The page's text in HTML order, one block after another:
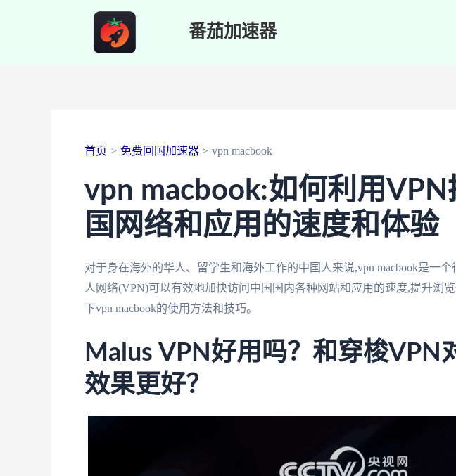
番茄加速器
首页 免费回国加速器 vpn macbook
vpn macbook:如何利用VPN
国网络和应用的速度和体验
对于身在海外的华人、留学生和海外工作的中国人来说,vpn macbook是一
人网络(VPN)可以有效地加快访问中国国内各种网站和应用的速度,提升浏
下vpn macbook的使用方法和技巧。
Malus VPN好用吗？和穿梭VPN
效果更好？